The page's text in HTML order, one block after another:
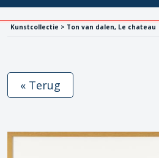
Kunstcollectie > Ton van dalen, Le chateau
« Terug